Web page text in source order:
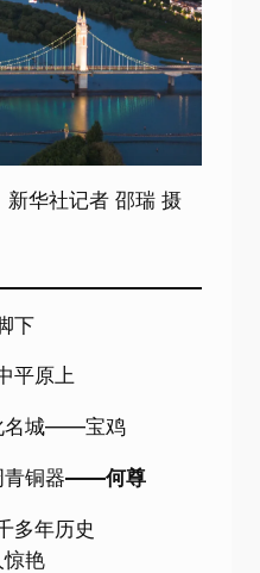
新华社记者 邵瑞 摄
下
平原上
名城——宝鸡
铜器——何尊
多年历史
艳